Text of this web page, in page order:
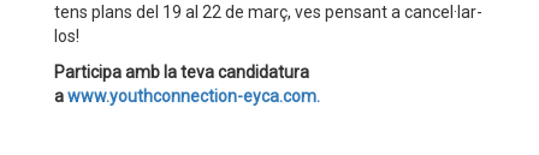
tens plans del 19 al 22 de març, ves pensant a cancel·lar-
los!
Participa amb la teva candidatura
awww.youthconnection-eyca.com.